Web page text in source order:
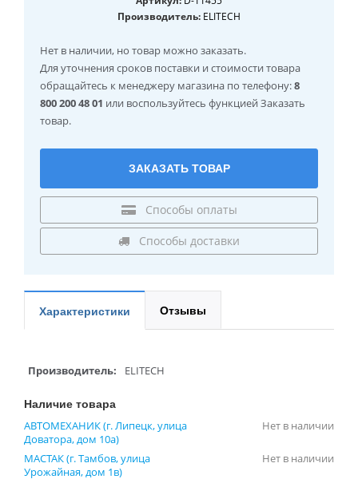
Производитель: ELITECH
Нет в наличии, но товар можно заказать.
Для уточнения сроков поставки и стоимости товара
обращайтесь к менеджеру магазина по телефону:8
800 200 48 01 или воспользуйтесь функцией Заказать
товар.
ЗАКАЗАТЬ ТОВАР
Способы оплаты
Способы доставки
Характеристики Отзывы
Производитель: ELITECH
Наличие товара
АВТОМЕХАНИК (г. Липецк, улица
Доватора, дом 10а)
Нет в наличии
МАСТАК (г. Тамбов, улица
Урожайная, дом 1в)
Нет в наличии